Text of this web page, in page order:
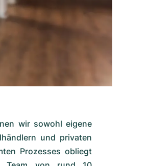
wir sowohl eigene
und privaten
Prozesses obliegt